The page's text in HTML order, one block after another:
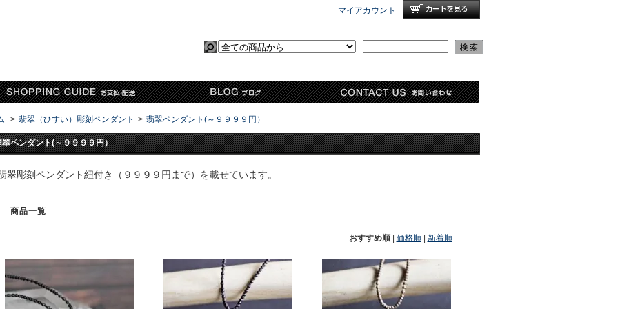
マイアカウント
> 翡翠（ひすい）彫刻ペンダント > 翡翠ペンダント(～９９９９円）
翠ペンダント(～９９９９円）
翠彫刻ペンダント紐付き（９９９９円まで）を載せています。
商品一覧
おすすめ順| 価格順| 新着順